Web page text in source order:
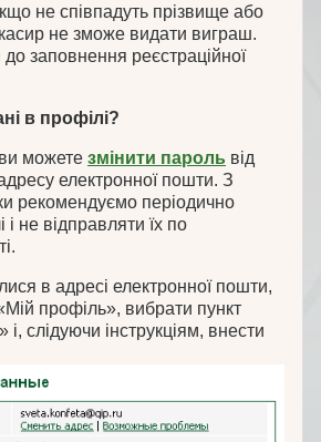
не співпадуть прізвище або
не зможе видати виграш.
заповнення реєстраційної
в профілі?
можете змінити пароль від
електронної пошти. З
рекомендуємо періодично
і не відправляти їх по
в адресі електронної пошти,
профіль», вибрати пункт
слідуючи інструкціям, внести